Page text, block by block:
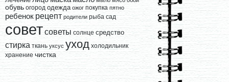
обувь огород одежда ожог покупка пятно
ребенок рецепт родители рыба сад
советсоветы солнце средство
стирка ткань уксус уход холодильник
хранение чистка